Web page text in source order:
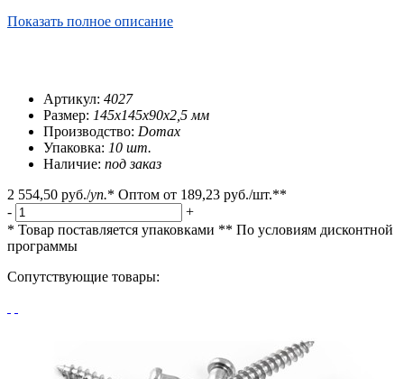
Показать полное описание
Артикул: 4027
Размер: 145х145х90х2,5 мм
Производство: Domax
Упаковка: 10 шт.
Наличие: под заказ
2 554,50 руб./уп.* Оптом от 189,23 руб./шт.**
-
+
* Товар поставляется упаковками ** По условиям дисконтной
программы
Сопутствующие товары: